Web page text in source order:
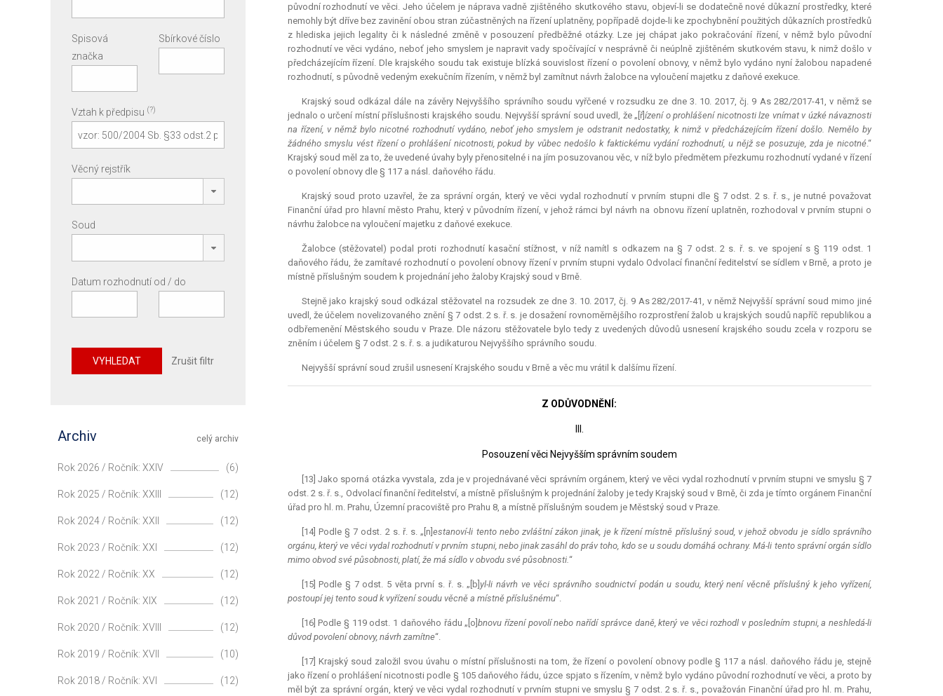
původní rozhodnutí ve věci. Jeho účelem je náprava vadně zjištěného skutkového stavu, objeví-li se dodatečně nové důkazní prostředky, které
nemohly být dříve bez zavinění obou stran zúčastněných na řízení uplatněny, popřípadě dojde-li ke zpochybnění použitých důkazních prostředků
z hlediska jejich legality či k následné změně v posouzení předběžné otázky. Lze jej chápat jako pokračování řízení, v němž bylo původní
rozhodnutí ve věci vydáno, neboť jeho smyslem je napravit vady spočívající v nesprávně či neúplně zjištěném skutkovém stavu, k nimž došlo v
předcházejícím řízení. Dle krajského soudu tak existuje blízká souvislost řízení o povolení obnovy, v němž bylo vydáno nyní žalobou napadené
rozhodnutí, s původně vedeným exekučním řízením, v němž byl zamítnut návrh žalobce na vyloučení majetku z daňové exekuce.
Krajský soud odkázal dále na závěry Nejvyššího správního soudu vyřčené v rozsudku ze dne 3. 10. 2017, čj. 9 As 282/2017-41, v němž se
jednalo o určení místní příslušnosti krajského soudu. Nejvyšší správní soud uvedl, že „[ř]ízení o prohlášení nicotnosti lze vnímat v úzké návaznosti
na řízení, v němž bylo nicotné rozhodnutí vydáno, neboť jeho smyslem je odstranit nedostatky, k nimž v předcházejícím řízení došlo. Nemělo by
žádného smyslu vést řízení o prohlášení nicotnosti, pokud by vůbec nedošlo k faktickému vydání rozhodnutí, u nějž se posuzuje, zda je nicotné.“
Krajský soud měl za to, že uvedené úvahy byly přenositelné i na jím posuzovanou věc, v níž bylo předmětem přezkumu rozhodnutí vydané v řízení
o povolení obnovy dle § 117 a násl. daňového řádu.
Krajský soud proto uzavřel, že za správní orgán, který ve věci vydal rozhodnutí v prvním stupni dle § 7 odst. 2 s. ř. s., je nutné považovat
Finanční úřad pro hlavní město Prahu, který v původním řízení, v jehož rámci byl návrh na obnovu řízení uplatněn, rozhodoval v prvním stupni o
návrhu žalobce na vyloučení majetku z daňové exekuce.
Žalobce (stěžovatel) podal proti rozhodnutí kasační stížnost, v níž namítl s odkazem na § 7 odst. 2 s. ř. s. ve spojení s § 119 odst. 1
daňového řádu, že zamítavé rozhodnutí o povolení obnovy řízení v prvním stupni vydalo Odvolací finanční ředitelství se sídlem v Brně, a proto je
místně příslušným soudem k projednání jeho žaloby Krajský soud v Brně.
Stejně jako krajský soud odkázal stěžovatel na rozsudek ze dne 3. 10. 2017, čj. 9 As 282/2017-41, v němž Nejvyšší správní soud mimo jiné
uvedl, že účelem novelizovaného znění § 7 odst. 2 s. ř. s. je dosažení rovnoměrnějšího rozprostření žalob u krajských soudů napříč republikou a
odbřemenění Městského soudu v Praze. Dle názoru stěžovatele bylo tedy z uvedených důvodů usnesení krajského soudu zcela v rozporu se
zněním i účelem § 7 odst. 2 s. ř. s. a judikaturou Nejvyššího správního soudu.
Nejvyšší správní soud zrušil usnesení Krajského soudu v Brně a věc mu vrátil k dalšímu řízení.
Z ODŮVODNĚNÍ:
III.
Posouzení věci Nejvyšším správním soudem
[13] Jako sporná otázka vyvstala, zda je v projednávané věci správním orgánem, který ve věci vydal rozhodnutí v prvním stupni ve smyslu § 7
odst. 2 s. ř. s., Odvolací finanční ředitelství, a místně příslušným k projednání žaloby je tedy Krajský soud v Brně, či zda je tímto orgánem Finanční
úřad pro hl. m. Prahu, Územní pracoviště pro Prahu 8, a místně příslušným soudem je Městský soud v Praze.
[14] Podle § 7 odst. 2 s. ř. s. „[n]estanoví-li tento nebo zvláštní zákon jinak, je k řízení místně příslušný soud, v jehož obvodu je sídlo správního
orgánu, který ve věci vydal rozhodnutí v prvním stupni, nebo jinak zasáhl do práv toho, kdo se u soudu domáhá ochrany. Má-li tento správní orgán sídlo
mimo obvod své působnosti, platí, že má sídlo v obvodu své působnosti.“
[15] Podle § 7 odst. 5 věta první s. ř. s. „[b]yl-li návrh ve věci správního soudnictví podán u soudu, který není věcně příslušný k jeho vyřízení,
postoupí jej tento soud k vyřízení soudu věcně a místně příslušnému“.
[16] Podle § 119 odst. 1 daňového řádu „[o]bnovu řízení povolí nebo nařídí správce daně, který ve věci rozhodl v posledním stupni, a neshledá-li
důvod povolení obnovy, návrh zamítne“.
[17] Krajský soud založil svou úvahu o místní příslušnosti na tom, že řízení o povolení obnovy podle § 117 a násl. daňového řádu je, stejně
jako řízení o prohlášení nicotnosti podle § 105 daňového řádu, úzce spjato s řízením, v němž bylo vydáno původní rozhodnutí ve věci, a proto by
měl být za správní orgán, který ve věci vydal rozhodnutí v prvním stupni ve smyslu § 7 odst. 2 s. ř. s., považován Finanční úřad pro hl. m. Prahu,
Spisová
značka
Sbírkové číslo
Vztah k předpisu (?)
Věcný rejstřík
Soud
Datum rozhodnutí od / do
VYHLEDAT Zrušit filtr
celý archiv
Archiv
Rok 2026 / Ročník: XXIV (6)
Rok 2025 / Ročník: XXIII (12)
Rok 2024 / Ročník: XXII (12)
Rok 2023 / Ročník: XXI (12)
Rok 2022 / Ročník: XX (12)
Rok 2021 / Ročník: XIX (12)
Rok 2020 / Ročník: XVIII (12)
Rok 2019 / Ročník: XVII (10)
Rok 2018 / Ročník: XVI (12)